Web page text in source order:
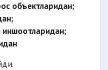
объектларидан;
иншоотларидан;